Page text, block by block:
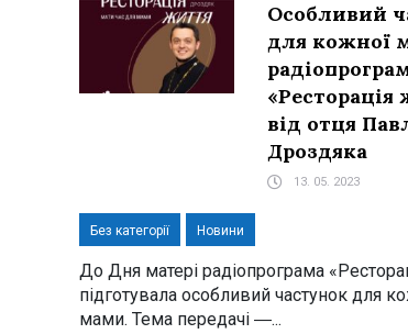
Особливий
для кожної
«Ресторація
від отця
Дроздяка
13. 05. 2023
Без категорії Новини
До Дня матері радіопрограма
підготувала особливий частунок для
мами. Тема передачі ―...